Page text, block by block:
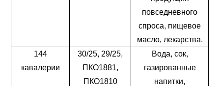
повседневного
спроса, пищевое
масло, лекарства.
144
кавалерии
30/25, 29/25,
ПКО1881,
ПКО1810
Вода, сок,
газированные
напитки,